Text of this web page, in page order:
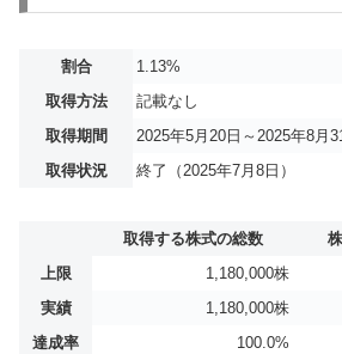
割合
1.13%
取得方法
記載なし
取得期間
2025年5月20日～2025年8月
取得状況
終了（2025年7月8日）
取得する株式の総数
上限
1,180,000株
実績
1,180,000株
達成率
100.0%